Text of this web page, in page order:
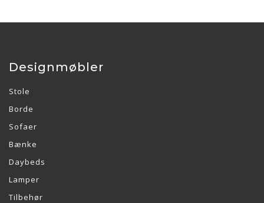
Designmøbler
Stole
Borde
Sofaer
Bænke
Daybeds
Lamper
Tilbehør